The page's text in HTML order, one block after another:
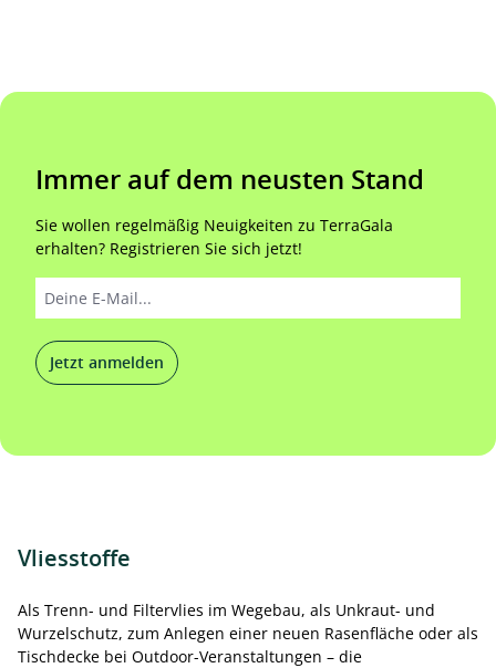
Immer auf dem neusten Stand
Sie wollen regelmäßig Neuigkeiten zu TerraGala
erhalten? Registrieren Sie sich jetzt!
Jetzt anmelden
Vliesstoffe
Als Trenn- und Filtervlies im Wegebau, als Unkraut- und
Wurzelschutz, zum Anlegen einer neuen Rasenfläche oder als
Tischdecke bei Outdoor-Veranstaltungen – die